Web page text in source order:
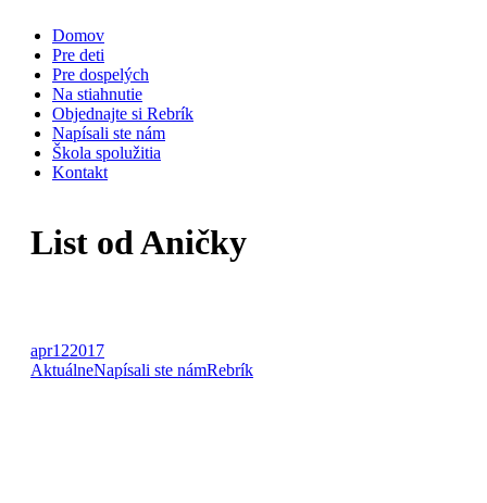
content
Domov
Pre deti
Pre dospelých
Na stiahnutie
Objednajte si Rebrík
Napísali ste nám
Škola spolužitia
Kontakt
List od Aničky
apr122017
AktuálneNapísali ste námRebrík